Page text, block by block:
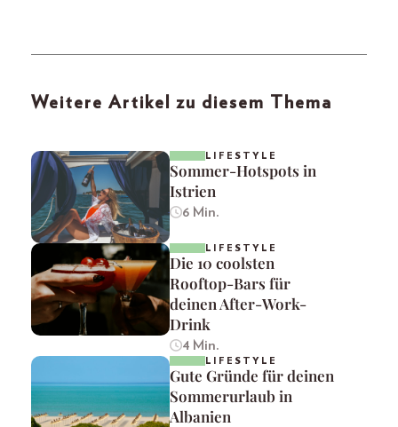
Weitere Artikel zu diesem Thema
LIFESTYLE
Sommer-Hotspots in
Istrien
6 Min.
LIFESTYLE
Die 10 coolsten
Rooftop-Bars für
deinen After-Work-
Drink
4 Min.
LIFESTYLE
Gute Gründe für deinen
Sommerurlaub in
Albanien